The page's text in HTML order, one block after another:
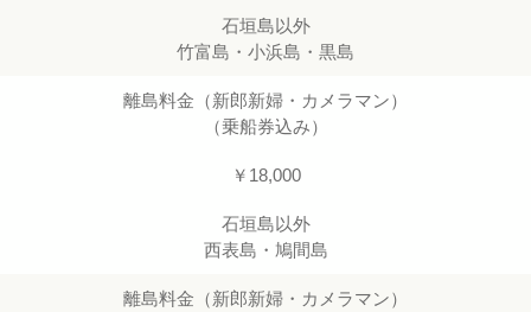
石垣島以外
竹富島・小浜島・黒島
離島料金（新郎新婦・カメラマン）
（乗船券込み）
￥18,000
石垣島以外
西表島・鳩間島
離島料金（新郎新婦・カメラマン）